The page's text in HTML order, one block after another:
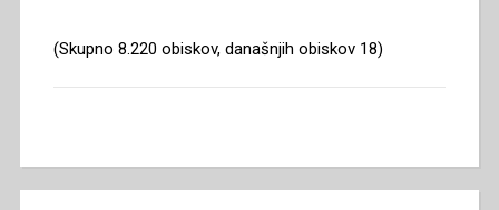
(Skupno 8.220 obiskov, današnjih obiskov 18)